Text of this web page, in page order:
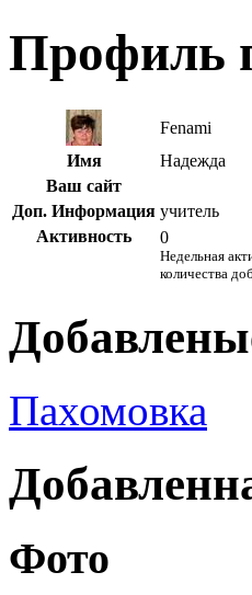
Профиль
Fenami
Имя
Надежда
Ваш сайт
Доп. Информация учитель
Активность
0
Недельная
количества
Пахомовка
Фото